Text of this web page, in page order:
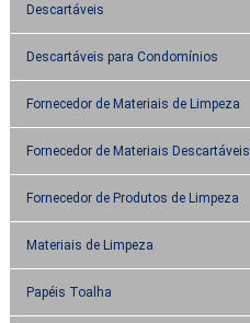
Descartáveis
Descartáveis para Condomínios
Fornecedor de Materiais de Limpeza
Fornecedor de Materiais Descartáveis
Fornecedor de Produtos de Limpeza
Materiais de Limpeza
Papéis Toalha